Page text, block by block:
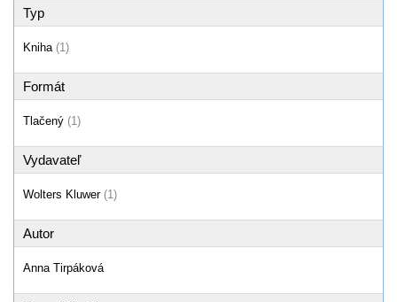
Typ
Kniha (1)
Formát
Tlačený (1)
Vydavateľ
Wolters Kluwer (1)
Autor
Anna Tirpáková